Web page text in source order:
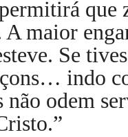
que
maior
Se
indo
não odem